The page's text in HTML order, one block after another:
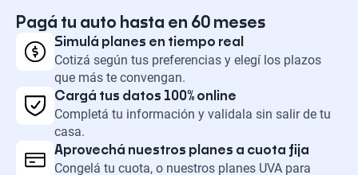
Pagá tu auto hasta en 60 meses
Simulá planes en tiempo real
Cotizá según tus preferencias y elegí los plazos
que más te convengan.
Cargá tus datos 100% online
Completá tu información y validala sin salir de tu
casa.
Aprovechá nuestros planes a cuota fija
Congelá tu cuota, o nuestros planes UVA para